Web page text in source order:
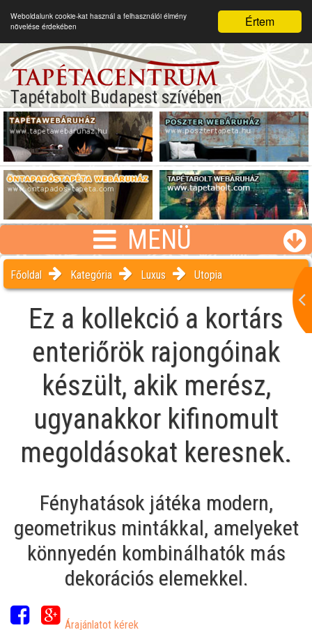
Értem
Weboldalunk cookie-kat használ a felhasználói élmény
növelése érdekében
Tapétabolt Budapest szívében
MENÜ
Főoldal Kategória Luxus Utopia
Ez a kollekció a kortárs
enteriőrök rajongóinak
készült, akik merész,
ugyanakkor kifinomult
megoldásokat keresnek.
Fényhatások játéka modern,
geometrikus mintákkal, amelyeket
könnyedén kombinálhatók más
dekorációs elemekkel.
Árajánlatot kérek